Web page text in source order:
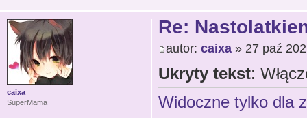
Re:
autor: caixa» 27 paź
Ukryty tekst:
Widoczne tylko dla
caixa
SuperMama